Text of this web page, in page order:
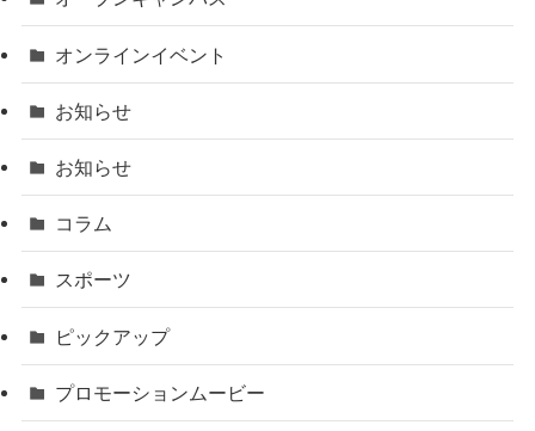
オンラインイベント
お知らせ
お知らせ
コラム
スポーツ
ピックアップ
プロモーションムービー